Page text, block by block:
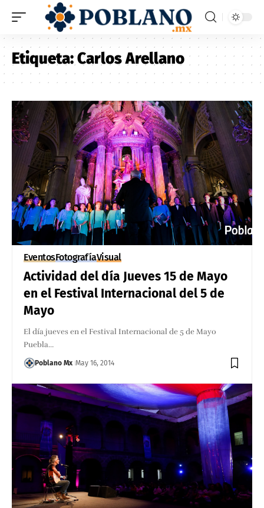
Etiqueta:Carlos Arellano
EventosFotografíaVisual
Actividad del día Jueves 15 de Mayo
en el Festival Internacional del 5 de
Mayo
El día jueves en el Festival Internacional de 5 de Mayo
Puebla…
Poblano Mx May 16, 2014